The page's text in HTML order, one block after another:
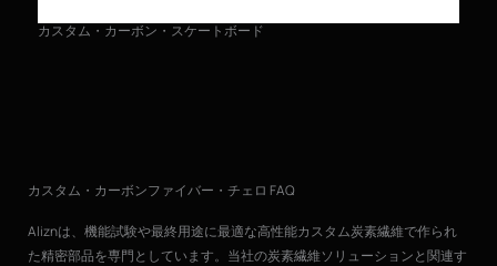
カスタム・カーボン・スケートボード
カスタム・カーボンファイバー・チェロ FAQ
Aliznは、機能試験や最終用途に最適な高性能カスタム炭素繊維で作られ
た精密部品を専門としています。当社の炭素繊維ソリューションと関連す